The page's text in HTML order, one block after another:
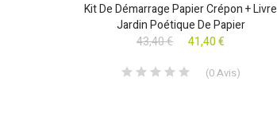
Kit De Démarrage Papier Crépon + Livre
Jardin Poétique De Papier
43,40 €
41,40 €
(0Avis)